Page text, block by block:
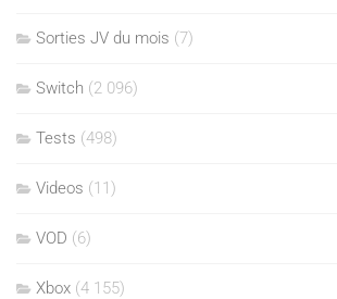
Sorties JV du mois (7)
Switch (2 096)
Tests (498)
Videos (11)
VOD (6)
Xbox (4 155)